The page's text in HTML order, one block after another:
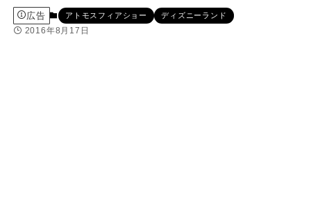
広告 アトモスフィアショー ディズニーランド
2016年8月17日